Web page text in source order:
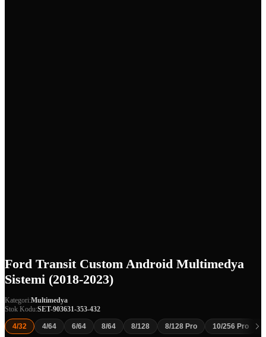
Ford Transit Custom Android Multimedya
Sistemi (2018-2023)
Kategori:Multimedya
Stok Kodu:SET-903631-353-432
4/32 4/64 6/64 8/64 8/128 8/128 Pro 10/256 Pro